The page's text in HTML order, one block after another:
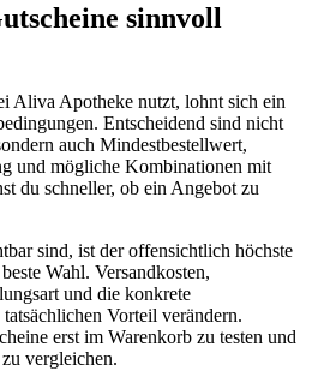
sinnvoll
Aliva Apotheke nutzt, lohnt sich ein
Entscheidend sind nicht
auch Mindestbestellwert,
und mögliche Kombinationen mit
du schneller, ob ein Angebot zu
sind, ist der offensichtlich höchste
Wahl. Versandkosten,
und die konkrete
Vorteil verändern.
erst im Warenkorb zu testen und
vergleichen.